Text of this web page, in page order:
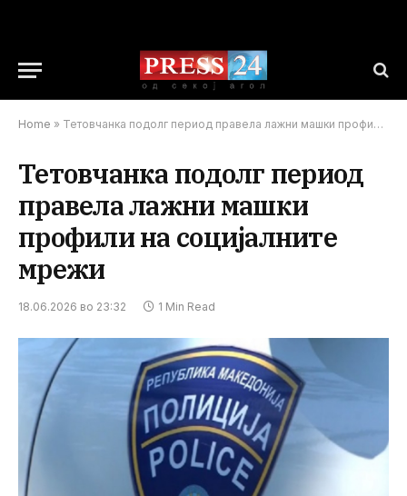
Home » Тетовчанка подолг период правела лажни машки профили на социјалните мрежи
Тетовчанка подолг период
правела лажни машки
профили на социјалните
мрежи
18.06.2026 во 23:32 1 Min Read